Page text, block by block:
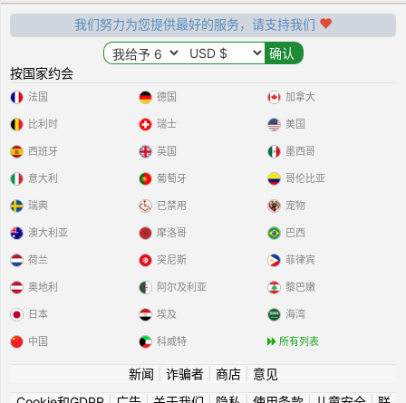
我们努力为您提供最好的服务，请支持我们
按国家约会
法国
比利时
西班牙
意大利
瑞典
德国
瑞士
英国
葡萄牙
已禁用
加拿大
美国
墨西哥
哥伦比亚
宠物
澳大利亚
荷兰
奥地利
日本
中国
摩洛哥
突尼斯
阿尔及利亚
埃及
科威特
巴西
菲律宾
黎巴嫩
海湾
所有列表
新闻 诈骗者| 商店| 意见